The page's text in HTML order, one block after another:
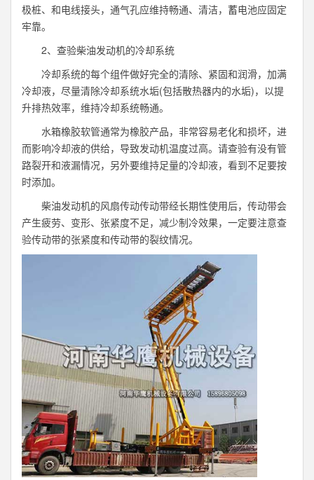
极桩、和电线接头，通气孔应维持畅通、清洁，蓄电池应固定
牢靠。
2、查验柴油发动机的冷却系统
冷却系统的每个组件做好完全的清除、紧固和润滑，加满
冷却液，尽量清除冷却系统水垢(包括散热器内的水垢)，以提
升排热效率，维持冷却系统畅通。
水箱橡胶软管通常为橡胶产品，非常容易老化和损坏，进
而影响冷却液的供给，导致发动机温度过高。请查验有没有管
路裂开和液漏情况，另外要维持足量的冷却液，看到不足要按
时添加。
柴油发动机的风扇传动传动带经长期性使用后，传动带会
产生疲劳、变形、张紧度不足，减少制冷效果，一定要注意查
验传动带的张紧度和传动带的裂纹情况。